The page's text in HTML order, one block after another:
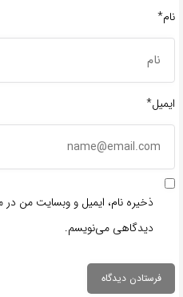
نام*
ایمیل*
ذخیره نام، ایمیل و وبسایت من در
دیدگاهی می‌نویسم.